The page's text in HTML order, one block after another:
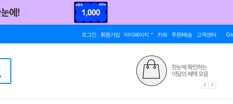
로그인 회원가입 마이페이지 카트 주문/배송 고객센터